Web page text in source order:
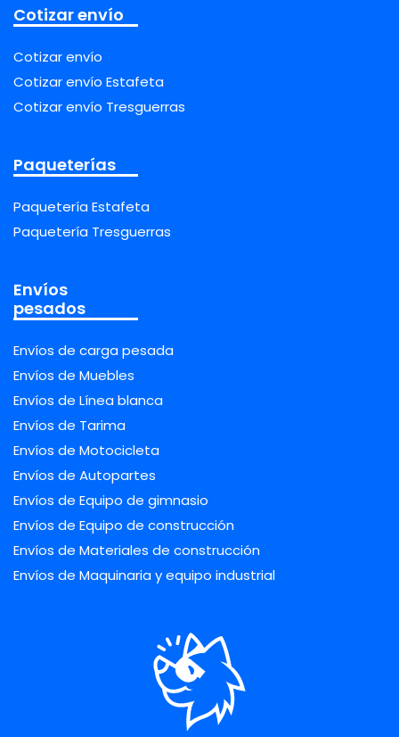
Cotizar envío
Cotizar envío
Cotizar envío Estafeta
Cotizar envío Tresguerras
Paqueterías
Paquetería Estafeta
Paquetería Tresguerras
Envíos
pesados
Envíos de carga pesada
Envíos de Muebles
Envíos de Línea blanca
Envíos de Tarima
Envíos de Motocicleta
Envíos de Autopartes
Envíos de Equipo de gimnasio
Envíos de Equipo de construcción
Envíos de Materiales de construcción
Envíos de Maquinaria y equipo industrial